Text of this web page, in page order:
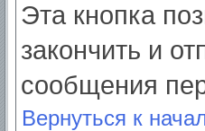
Эта кнопка
закончить и
сообщения
Вернуться к